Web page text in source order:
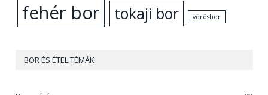
fehér bor tokaji bor vörösbor
BOR ÉS ÉTEL TÉMÁK